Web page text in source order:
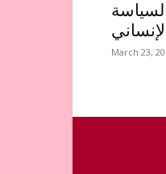
March 23,